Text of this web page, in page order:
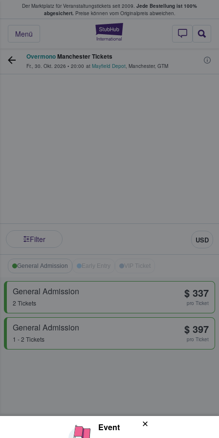
Der Marktplatz für Veranstaltungstickets seit 2009. Jede Bestellung ist 100%
abgesichert. Preise können vom Originalpreis abweichen.
StubHub - Wo
Menü
Tickets kaufen & verkaufen
OvermonoManchester Tickets
Fr., 30. Okt. 2026 • 20:00 at Mayfield Depot, Manchester, GTM
Filter USD
General Admission Early Entry VIP Ticket
General Admission
2 Tickets
$ 337
pro Ticket
General Admission
1 - 2 Tickets
$ 397
pro Ticket
Event